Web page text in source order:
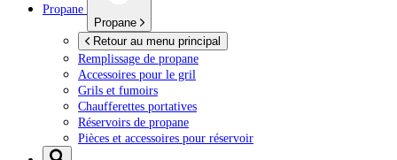
Propane
Propane
Retour au menu principal
Remplissage de propane
Accessoires pour le gril
Grils et fumoirs
Chaufferettes portatives
Réservoirs de propane
Pièces et accessoires pour réservoir